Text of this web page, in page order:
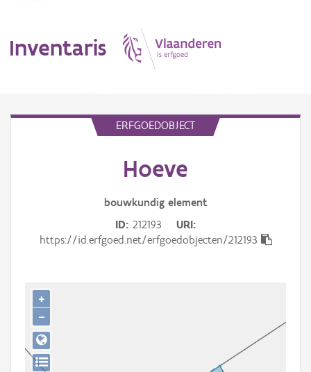
Inventaris
Gebeurtenis
Persoon of collectief
Downloads
ERFGOEDOBJECT
Hoeve
bouwkundig element
ID 212193
URI
https://id.erfgoed.net/erfgoedobjecten/212193
+
−